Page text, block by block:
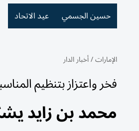
حسين الجسمي عيد الاتحاد
الإمارات/أخبار الدار
فخر واعتزاز بتنظيم
محمد بن زايد